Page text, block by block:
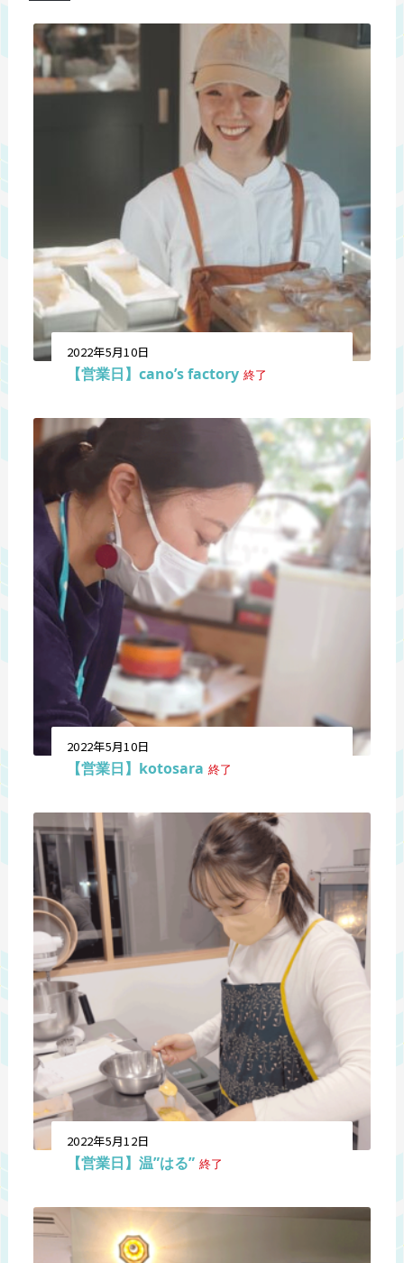
2022年5月10日
【営業日】cano’s factory 終了
2022年5月10日
【営業日】kotosara 終了
2022年5月12日
【営業日】温”はる” 終了